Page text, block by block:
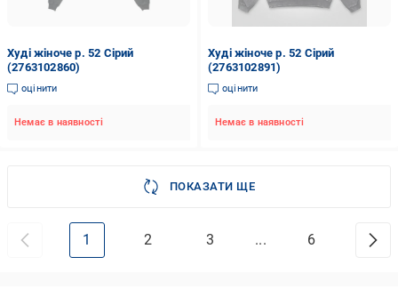
Худі жіноче р. 52 Сірий
(2763102860)
оцінити
Немає в наявності
Худі жіноче р. 52 Сірий
(2763102891)
оцінити
Немає в наявності
ПОКАЗАТИ ЩЕ
1 2 3 ... 6